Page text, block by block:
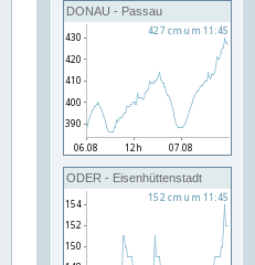
DONAU - Passau
ODER - Eisenhüttenstadt